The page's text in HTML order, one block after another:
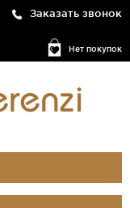
Заказать звонок
Нет покупок